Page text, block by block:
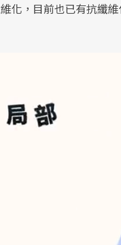
化，目前也已有抗纖